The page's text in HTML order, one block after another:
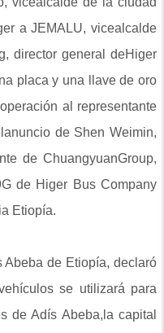
a JEMALU, vicealcalde
director general deHiger
placa y una llave de oro
al representante
de Shen Weimin,
de ChuangyuanGroup,
de Higer Bus Company
Etiopía.
Abeba de Etiopía, declaró
se utilizará para
de Adís Abeba,la capital